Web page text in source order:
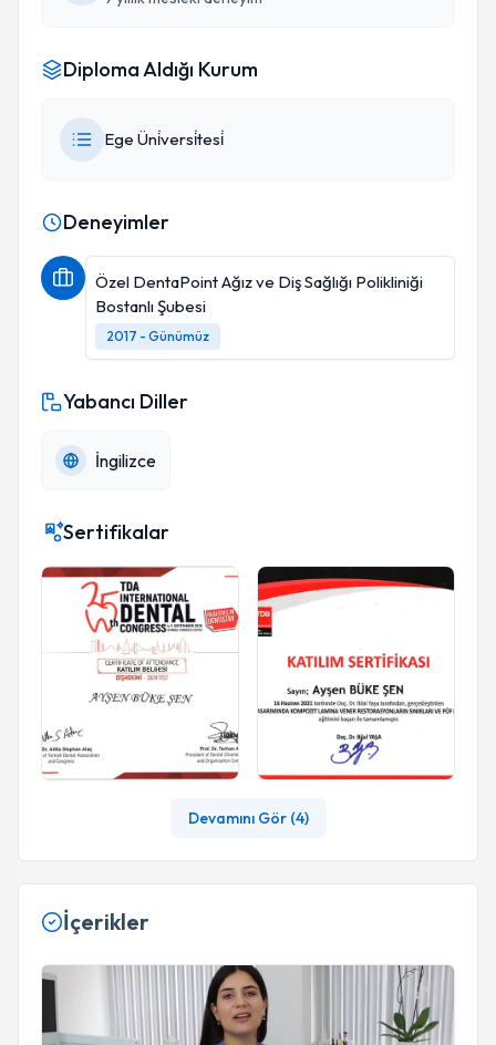
Diploma Aldığı Kurum
Ege Üni̇versi̇tesi̇
Deneyimler
Özel DentaPoint Ağız ve Diş Sağlığı Polikliniği
Bostanlı Şubesi
2017 - Günümüz
Yabancı Diller
İngilizce
Sertifikalar
Devamını Gör (4)
İçerikler
Youtube - Zirkonyum kaplama uygulaması